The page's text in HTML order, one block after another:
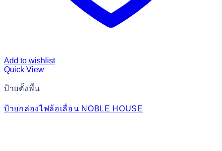
Add to wishlist
Quick View
ป้ายตั้งพื้น
ป้ายกล่องไฟล้อเลื่อน NOBLE HOUSE